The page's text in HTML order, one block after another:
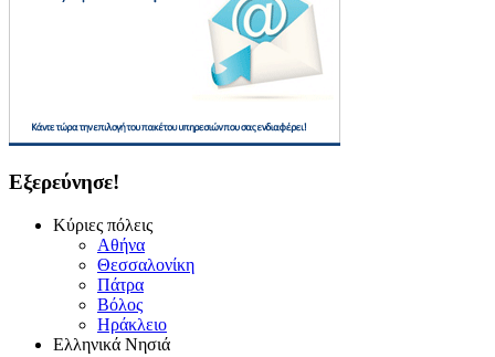
Εξερεύνησε!
Κύριες πόλεις
Αθήνα
Θεσσαλονίκη
Πάτρα
Βόλος
Ηράκλειο
Ελληνικά Νησιά